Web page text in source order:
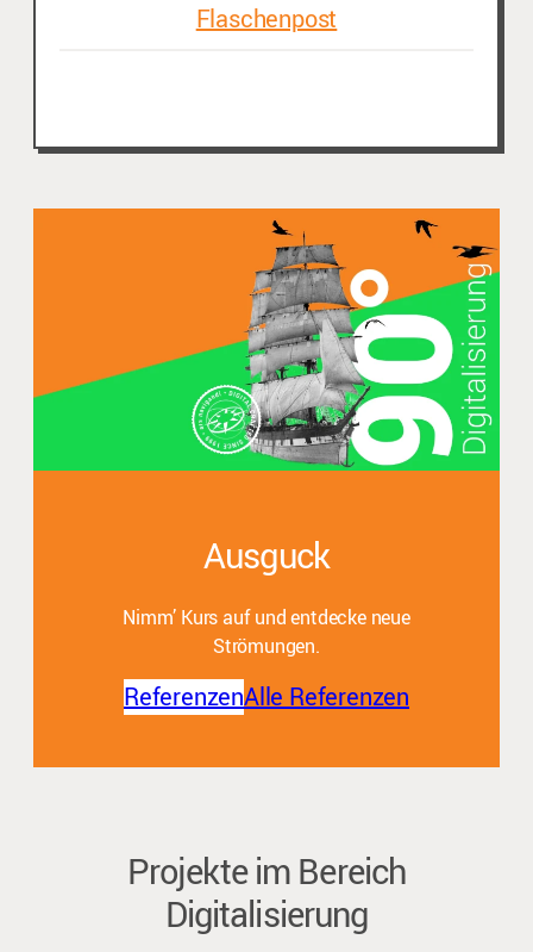
Flaschenpost
Ausguck
Nimm’ Kurs auf und entdecke neue
Strömungen.
ReferenzenAlle Referenzen
Projekte im Bereich
Digitalisierung